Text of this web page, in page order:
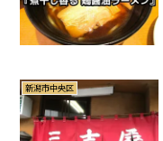
新潟市中央区